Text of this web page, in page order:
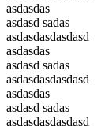
asdasdas
asdasd sadas
asdasdasdasdasd
asdasdas
asdasd sadas
asdasdasdasdasd
asdasdas
asdasd sadas
asdasdasdasdasd